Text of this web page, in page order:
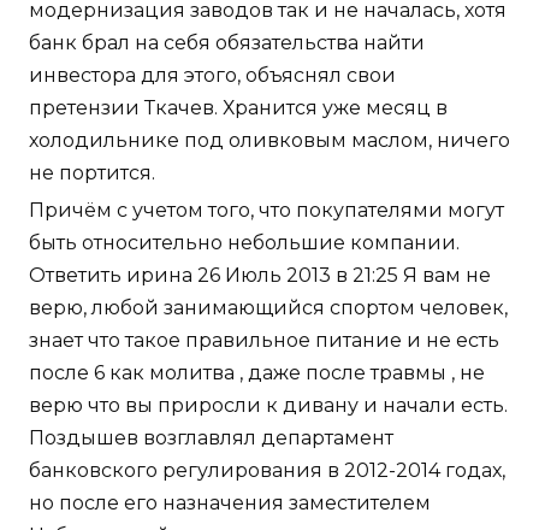
модернизация заводов так и не началась, хотя
банк брал на себя обязательства найти
инвестора для этого, объяснял свои
претензии Ткачев. Хранится уже месяц в
холодильнике под оливковым маслом, ничего
не портится.
Причём с учетом того, что покупателями могут
быть относительно небольшие компании.
Ответить ирина 26 Июль 2013 в 21:25 Я вам не
верю, любой занимающийся спортом человек,
знает что такое правильное питание и не есть
после 6 как молитва , даже после травмы , не
верю что вы приросли к дивану и начали есть.
Поздышев возглавлял департамент
банковского регулирования в 2012-2014 годах,
но после его назначения заместителем